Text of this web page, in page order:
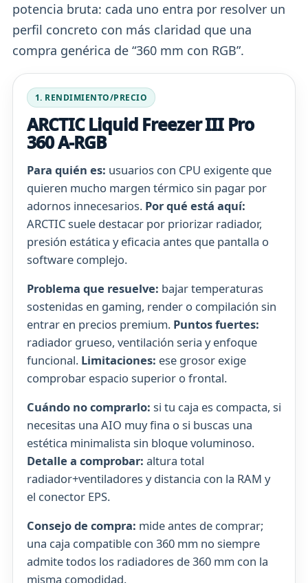
potencia bruta: cada uno entra por resolver un
perfil concreto con más claridad que una
compra genérica de “360 mm con RGB”.
1. RENDIMIENTO/PRECIO
ARCTIC Liquid Freezer III Pro
360 A-RGB
Para quién es: usuarios con CPU exigente que
quieren mucho margen térmico sin pagar por
adornos innecesarios. Por qué está aquí:
ARCTIC suele destacar por priorizar radiador,
presión estática y eficacia antes que pantalla o
software complejo.
Problema que resuelve: bajar temperaturas
sostenidas en gaming, render o compilación sin
entrar en precios premium. Puntos fuertes:
radiador grueso, ventilación seria y enfoque
funcional. Limitaciones: ese grosor exige
comprobar espacio superior o frontal.
Cuándo no comprarlo: si tu caja es compacta, si
necesitas una AIO muy fina o si buscas una
estética minimalista sin bloque voluminoso.
Detalle a comprobar: altura total
radiador+ventiladores y distancia con la RAM y
el conector EPS.
Consejo de compra: mide antes de comprar;
una caja compatible con 360 mm no siempre
admite todos los radiadores de 360 mm con la
misma comodidad.